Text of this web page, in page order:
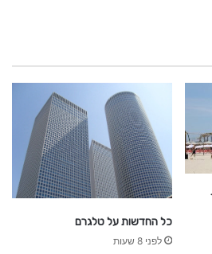
כל החדשות על טלגרם
לפני 8 שעות